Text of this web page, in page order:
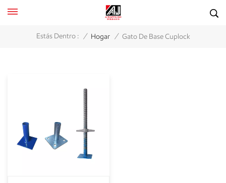
Estás Dentro : / Hogar / Gato De Base Cuplock